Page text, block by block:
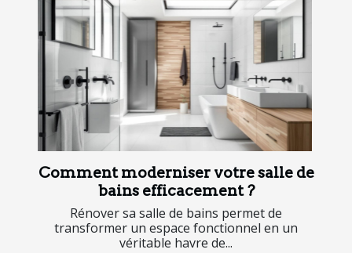
Comment moderniser votre salle de
bains efficacement ?
Rénover sa salle de bains permet de
transformer un espace fonctionnel en un
véritable havre de...